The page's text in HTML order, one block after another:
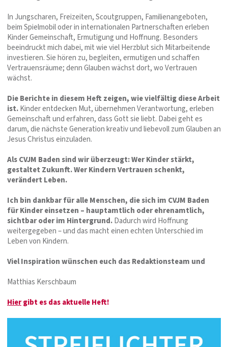
In Jungscharen, Freizeiten, Scoutgruppen, Familienangeboten,
beim Spielmobil oder in internationalen Partnerschaften erleben
Kinder Gemeinschaft, Ermutigung und Hoffnung. Besonders
beeindruckt mich dabei, mit wie viel Herzblut sich Mitarbeitende
investieren. Sie hören zu, begleiten, ermutigen und schaffen
Vertrauensräume; denn Glauben wächst dort, wo Vertrauen
wächst.
Die Berichte in diesem Heft zeigen, wie vielfältig diese Arbeit
ist.Kinder entdecken Mut, übernehmen Verantwortung, erleben
Gemeinschaft und erfahren, dass Gott sie liebt. Dabei geht es
darum, die nächste Generation kreativ und liebevoll zum Glauben an
Jesus Christus einzuladen.
Als CVJM Baden sind wir überzeugt: Wer Kinder stärkt,
gestaltet Zukunft. Wer Kindern Vertrauen schenkt,
verändert Leben.
Ich bin dankbar für alle Menschen, die sich im CVJM Baden
für Kinder einsetzen – hauptamtlich oder ehrenamtlich,
sichtbar oder im Hintergrund.Dadurch wird Hoffnung
weitergegeben – und das macht einen echten Unterschied im
Leben von Kindern.
Viel Inspiration wünschen euch das Redaktionsteam und
Matthias Kerschbaum
Hiergibt es das aktuelle Heft!